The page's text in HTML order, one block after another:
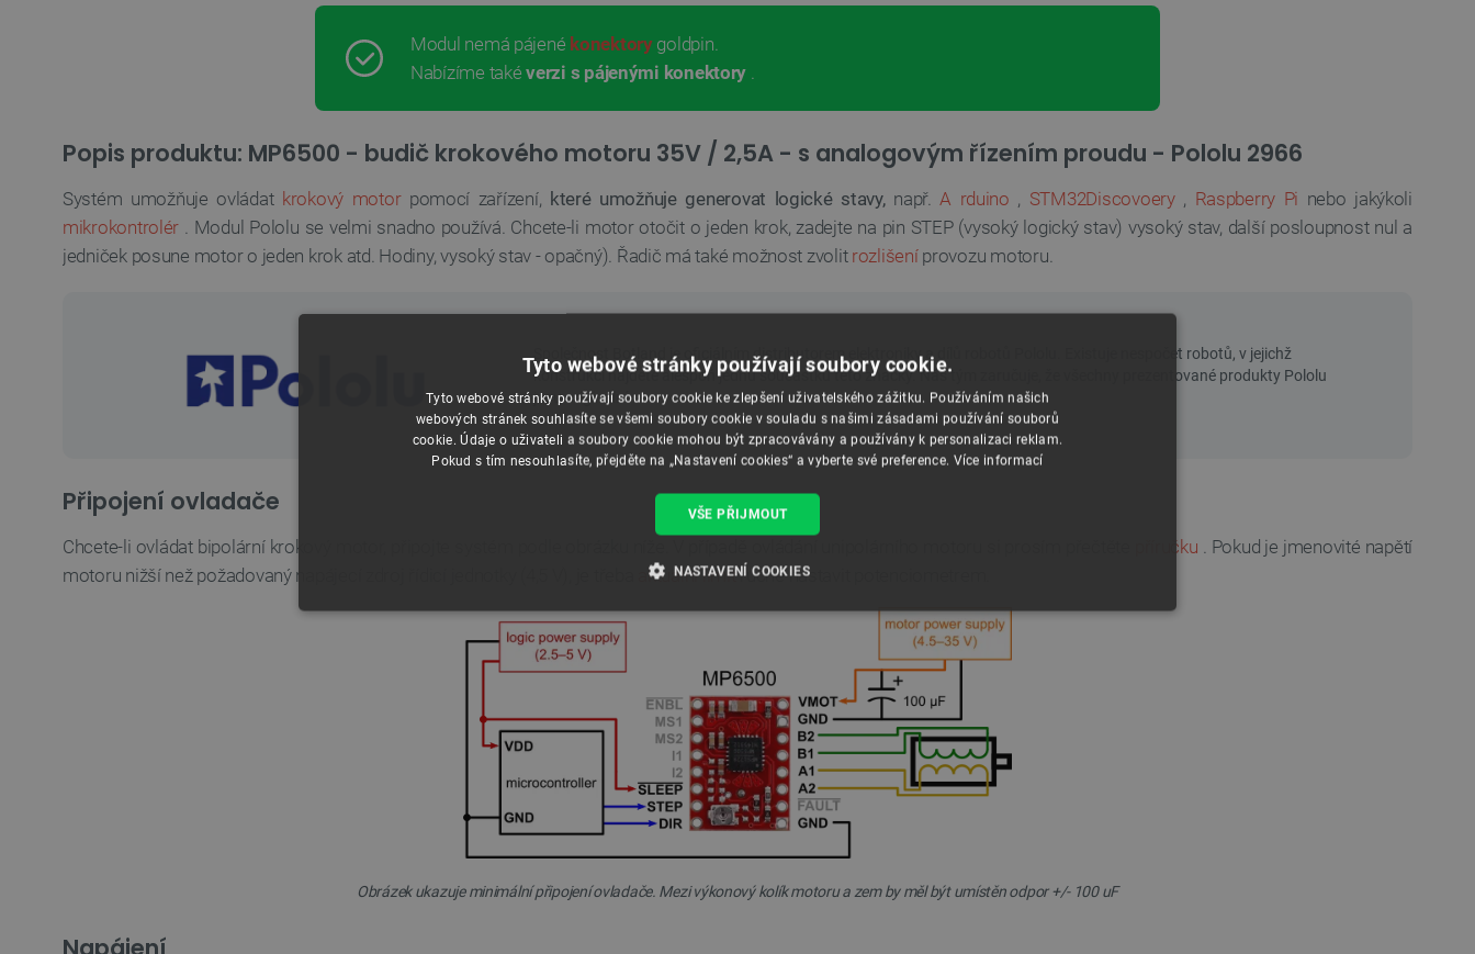
Modul nemá pájené konektorygoldpin.
Nabízíme takéverzi s pájenými konektory .
Popis produktu: MP6500 - budič krokového motoru 35V / 2,5A - s analogovým řízením proudu - Pololu 2966
Systém umožňuje ovládat krokový motorpomocí zařízení, které umožňuje generovat logické stavy,např.A rduino , STM32Discovoery, Raspberry Pi nebo jakýkoli
mikrokontrolér . Modul Pololu se velmi snadno používá. Chcete-li motor otočit o jeden krok, zadejte na pin STEP (vysoký logický stav) vysoký stav, další posloupnost nul a
jedniček posune motor o jeden krok atd. Hodiny, vysoký stav - opačný). Řadič má také možnost zvolit rozlišeníprovozu motoru.
Připojení ovladače
Chcete-li ovládat bipolární krokový motor, připojte systém podle obrázku níže. V případě ovládání unipolárního motoru si prosím přečtěte příručku . Pokud je jmenovité napětí
motoru nižší než požadovaný napájecí zdroj řídicí jednotky (4,5 V), je třeba
aktuální limitručně nastavit potenciometrem.
Obrázek ukazuje minimální připojení ovladače. Mezi výkonový kolík motoru a zem by měl být umístěn odpor +/- 100 uF
Tyto webové stránky používají soubory cookie.
Tyto webové stránky používají soubory cookie ke zlepšení uživatelského zážitku. Používáním našich
webových stránek souhlasíte se všemi soubory cookie v souladu s našimi zásadami používání souborů
cookie. Údaje o uživateli a soubory cookie mohou být zpracovávány a používány k personalizaci reklam.
Pokud s tím nesouhlasíte, přejděte na „Nastavení cookies“ a vyberte své preference. Více informací
VŠE PŘIJMOUT
NASTAVENÍ COOKIES
NEZBYTNĚ NUTNÉ SOUBORY SOUBORY CÍLENÍ
FUNKČNÍ SOUBORY
Nezbytně nutné soubory Výkonové soubory Soubory cílení Funkční soubory
Nezbytně nutné soubory cookie umožňují základní funkce webových stránek, jako je přihlášení uživatele a správa účtu. Webové stránky nelze bez
nezbytně nutných souborů cookie správně používat.
Doména